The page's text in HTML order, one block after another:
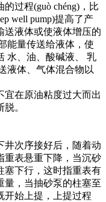
过程(guò chéng)，比
well pump)提高了产
送液体或使液体增压的
能量传送给液体，使
水、油、酸碱液、 乳
液体、气体混合物以
在原油粘度过大而出
。
井次序接好后，随着动
重表悬重下降，当沉砂
塞下行，这时指重表有
量，当抽砂泵的柱塞至
开始上提，上提过程